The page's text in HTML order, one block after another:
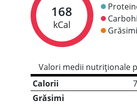
168
kCal
Valori medii nutriționale
Calorii
Grăsimi